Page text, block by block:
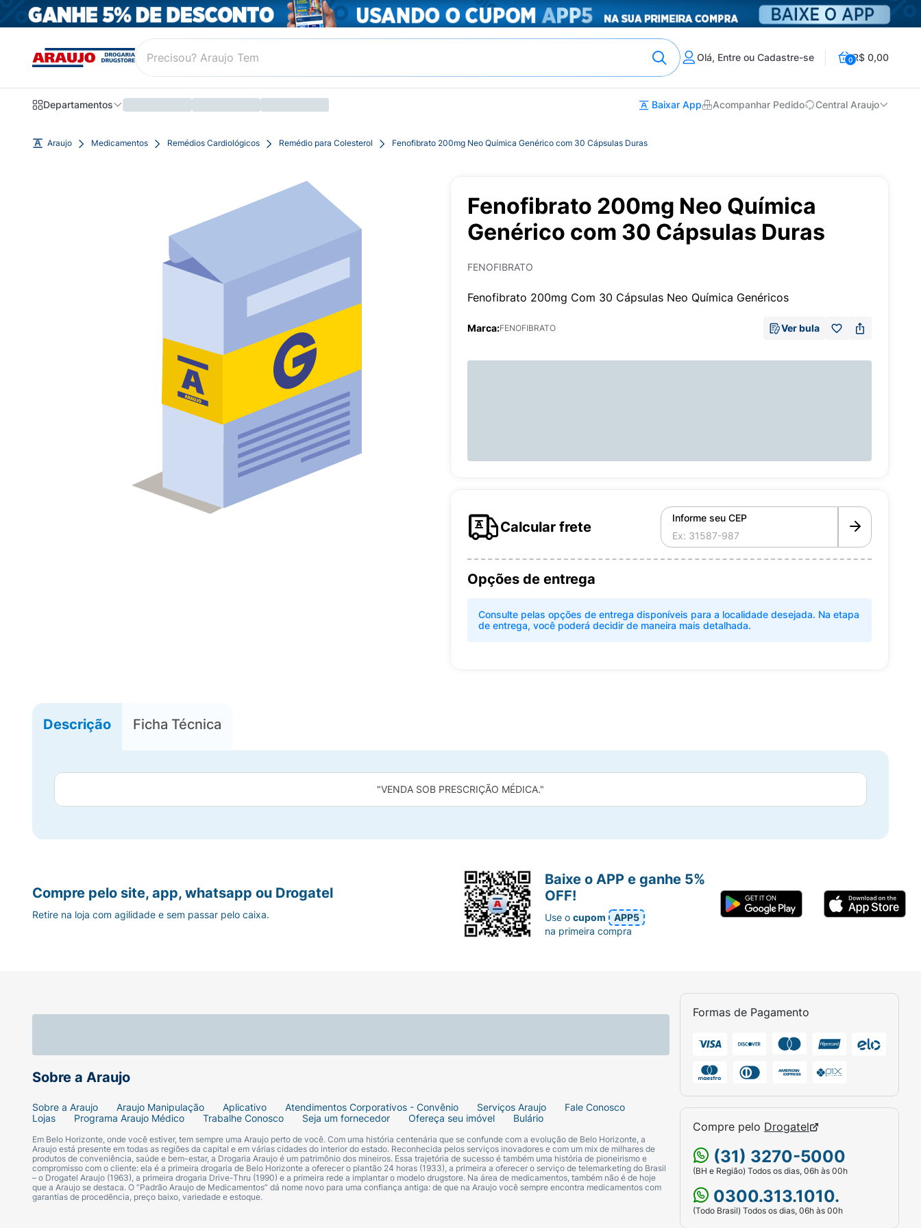
Olá, Entre ou Cadastre-se 0R$ 0,00
Departamentos Baixar App Acompanhar Pedido Central Araujo
Araujo Medicamentos Remédios Cardiológicos Remédio para Colesterol Fenofibrato 200mg Neo Química Genérico com 30 Cápsulas Duras
Fenofibrato 200mg Neo Química
Genérico com 30 Cápsulas Duras
FENOFIBRATO
Fenofibrato 200mg Com 30 Cápsulas Neo Química Genéricos
Marca:FENOFIBRATO Ver bula
Calcular frete
Informe seu CEP
Opções de entrega
Consulte pelas opções de entrega disponíveis para a localidade desejada. Na etapa
de entrega, você poderá decidir de maneira mais detalhada.
Descrição Ficha Técnica
"VENDA SOB PRESCRIÇÃO MÉDICA."
Sobre a Araujo
Sobre a Araujo Araujo Manipulação Aplicativo Atendimentos Corporativos - Convênio Serviços Araujo
Fale Conosco
Lojas
Programa Araujo Médico Trabalhe Conosco Seja um fornecedor Ofereça seu imóvel Bulário
Em Belo Horizonte, onde você estiver, tem sempre uma Araujo perto de você. Com uma história centenária que se confunde com a evolução de Belo Horizonte, a
Araujo está presente em todas as regiões da capital e em várias cidades do interior do estado. Reconhecida pelos serviços inovadores e com um mix de milhares de
produtos de conveniência, saúde e bem-estar, a Drogaria Araujo é um patrimônio dos mineiros. Essa trajetória de sucesso é também uma história de pioneirismo e
compromisso com o cliente: ela é a primeira drogaria de Belo Horizonte a oferecer o plantão 24 horas (1933), a primeira a oferecer o serviço de telemarketing do Brasil
– o Drogatel Araujo (1963), a primeira drogaria Drive-Thru (1990) e a primeira rede a implantar o modelo drugstore. Na área de medicamentos, também não é de hoje
que a Araujo se destaca. O “Padrão Araujo de Medicamentos” dá nome novo para uma confiança antiga: de que na Araujo você sempre encontra medicamentos com
garantias de procedência, preço baixo, variedade e estoque.
Formas de Pagamento
Compre pelo Drogatel
(31) 3270-5000
(BH e Região) Todos os dias, 06h às 00h
0300.313.1010.
(Todo Brasil) Todos os dias, 06h às 00h
Compre pelo site, app, whatsapp ou Drogatel
Retire na loja com agilidade e sem passar pelo caixa.
Baixe o APP e ganhe 5%
OFF!
Use ocupom
APP5
na primeira compra